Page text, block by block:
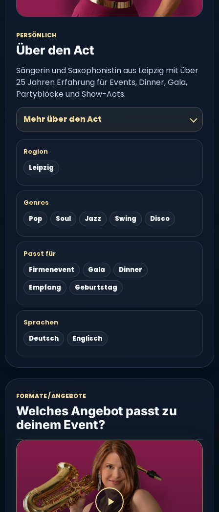
PERSÖNLICH
Über den Act
Sängerin und Saxophonistin aus Leipzig mit über
25 Jahren Erfahrung für Events, Dinner, Gala,
Partyblöcke und Show-Acts.
Mehr über den Act
Region
Leipzig
Genres
Pop
Soul Jazz Swing Disco
Passt für
Firmenevent
Gala
Dinner
Empfang
Geburtstag
Sprachen
Deutsch
Englisch
FORMATE / ANGEBOTE
Welches Angebot passt zu
deinem Event?